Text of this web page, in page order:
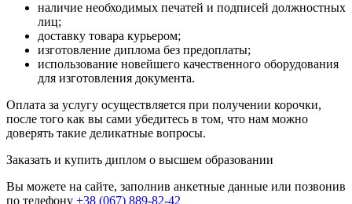
наличие необходимых печатей и подписей должностных
лиц;
доставку товара курьером;
изготовление диплома без предоплаты;
использование новейшего качественного оборудования
для изготовления документа.
Оплата за услугу осуществляется при получении корочки,
после того как вы сами убедитесь в том, что нам можно
доверять такие деликатные вопросы.
Заказать и купить диплом о высшем образовании
Вы можете на сайте, заполнив анкетные данные или позвонив
по телефону +38 (067) 889-82-42